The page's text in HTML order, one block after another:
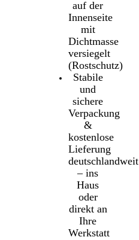
auf der
Innenseite
mit
Dichtmasse
versiegelt
(Rostschutz)
Stabile
und
sichere
Verpackung
&
kostenlose
Lieferung
deutschlandweit
– ins
Haus
oder
direkt an
Ihre
Werkstatt